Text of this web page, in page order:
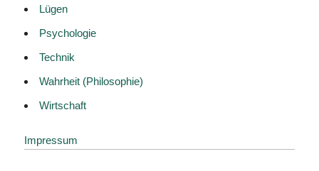
Lügen
Psychologie
Technik
Wahrheit (Philosophie)
Wirtschaft
Impressum